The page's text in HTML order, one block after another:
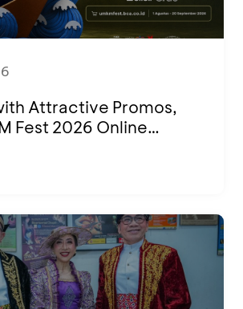
Attractive Promos,
Fest 2026 Online